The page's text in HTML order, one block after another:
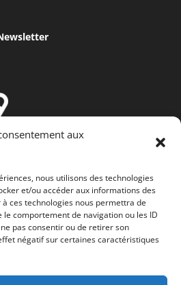
aux
nous utilisons des technologies
et/ou accéder aux informations des
ces technologies nous permettra de
comportement de navigation ou les ID
pas consentir ou de retirer son
négatif sur certaines caractéristiques
investit dans les zones rurales